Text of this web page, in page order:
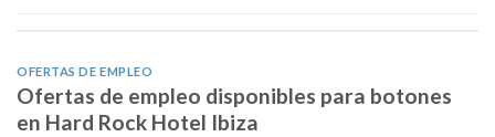
OFERTAS DE EMPLEO
Ofertas de empleo disponibles para botones
en Hard Rock Hotel Ibiza